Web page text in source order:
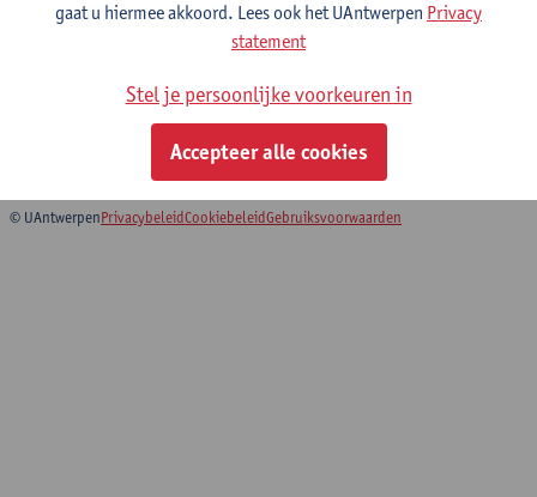
Architectural Design 2
Educatieve master in de ontwerpwetenschappen:
architectuur
Faculty of Design Sciences: Course Catalogue
© UAntwerpenPrivacybeleidCookiebeleidGebruiksvoorwaarden
gaat u hiermee akkoord. Lees ook het UAntwerpen Privacy
statement
Stel je persoonlijke voorkeuren in
Accepteer alle cookies